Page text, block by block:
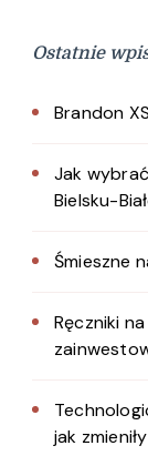
Ostatnie
Brandon
Jak
Bielsku-
Śmieszne
Ręczniki
jak